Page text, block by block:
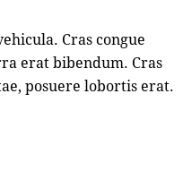
Cras congue
erat bibendum. Cras
posuere lobortis erat.